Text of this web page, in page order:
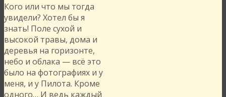
Кого или что мы тогда
увидели? Хотел бы я
знать! Поле сухой и
высокой травы, дома и
деревья на горизонте,
небо и облака — всё это
было на фотографиях и у
меня, и у Пилота. Кроме
одного… И ведь каждый